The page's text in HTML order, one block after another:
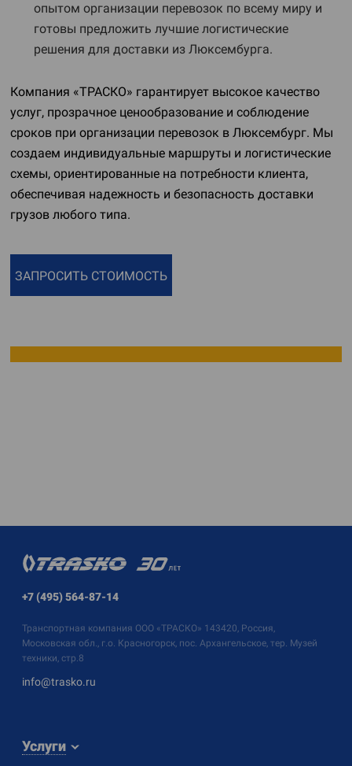
опытом организации перевозок по всему миру и
готовы предложить лучшие логистические
решения для доставки из Люксембурга.
Компания «ТРАСКО» гарантирует высокое качество
услуг, прозрачное ценообразование и соблюдение
сроков при организации перевозок в Люксембург. Мы
создаем индивидуальные маршруты и логистические
схемы, ориентированные на потребности клиента,
обеспечивая надежность и безопасность доставки
грузов любого типа.
ЗАПРОСИТЬ СТОИМОСТЬ
+7 (495) 564-87-14
Транспортная компания ООО «ТРАСКО» 143420, Россия,
Московская обл., г.о. Красногорск, пос. Архангельское, тер. Музей
техники, стр.8
info@trasko.ru
Услуги